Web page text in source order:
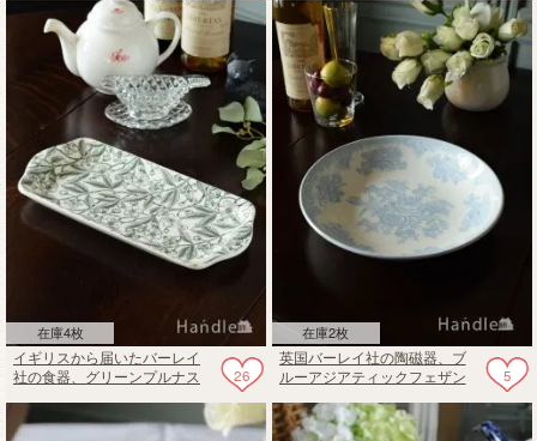
グ（フローブルー）
在庫4枚
26
イギリスから届いたバーレイ
社の食器、グリーンプルナス
ッチトレイ
在庫2枚
5
英国バーレイ社の陶磁器、ブ
ルーアジアティックフェザン